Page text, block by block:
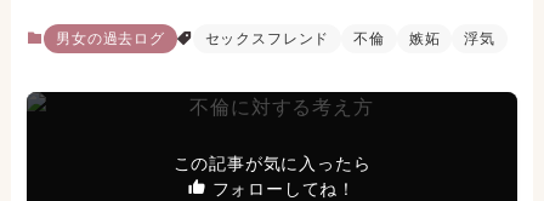
男女の過去ログ セックスフレンド 不倫 嫉妬 浮気
この記事が気に入ったら
フォローしてね！